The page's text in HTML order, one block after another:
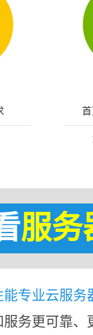
服务
能专业云服务
务更可靠、